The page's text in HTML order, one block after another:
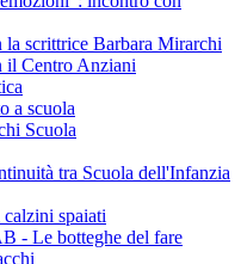
la scrittrice Barbara Mirarchi
il Centro Anziani
a scuola
Scuola
tra Scuola dell'Infanzia
spaiati
- Le botteghe del fare